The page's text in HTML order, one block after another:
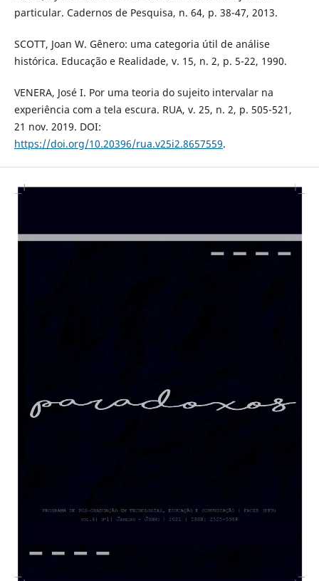
particular. Cadernos de Pesquisa, n. 64, p. 38-47, 2013.
SCOTT, Joan W. Gênero: uma categoria útil de análise
histórica. Educação e Realidade, v. 15, n. 2, p. 5-22, 1990.
VENERA, José I. Por uma teoria do sujeito intervalar na
experiência com a tela escura. RUA, v. 25, n. 2, p. 505-521,
21 nov. 2019. DOI:
https://doi.org/10.20396/rua.v25i2.8657559.